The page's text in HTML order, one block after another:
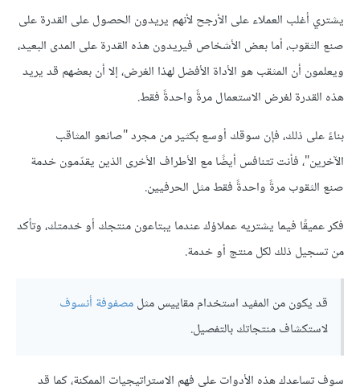
يشتري أغلب العملاء على الأرجح لأنهم يريدون الحصول على القدرة على
صنع الثقوب، أما بعض الأشخاص فيريدون هذه القدرة على المدى البعيد،
ويعلمون أن المثقب هو الأداة الأفضل لهذا الغرض، إلا أن بعضهم قد يريد
هذه القدرة لغرض الاستعمال مرةً واحدةً فقط.
بناءً على ذلك، فإن سوقك أوسع بكثير من مجرد "صانعو المثاقب
الآخرين"، فأنت تتنافس أيضًا مع الأطراف الأخرى الذين يقدّمون خدمة
صنع الثقوب مرةً واحدةً فقط مثل الحرفيين.
فكر عميقًا فيما يشتريه عملاؤك عندما يبتاعون منتجك أو خدمتك، وتأكد
من تسجيل ذلك لكل منتج أو خدمة.
قد يكون من المفيد استخدام مقاييس مثلمصفوفة أنسوف
لاستكشاف منتجاتك بالتفصيل.
سوف تساعدك هذه الأدوات على فهم الاستراتيجيات الممكنة، كما قد